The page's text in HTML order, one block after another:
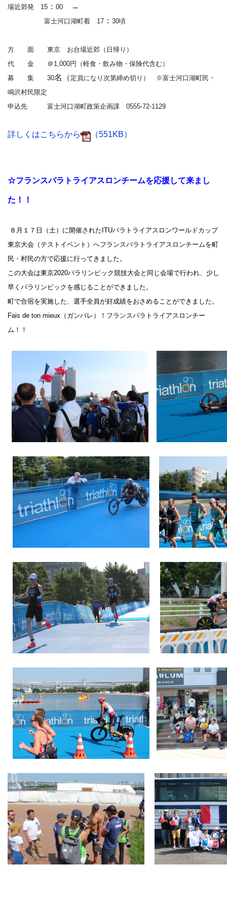
場近郊発 15 ： 00 →
富士河口湖町着 17 ： 30頃
方 面 東京 お台場近郊（日帰り）
代 金 ＠1,000円（軽食・飲み物・保険代含む）
募 集 30名（ 定員になり次第締め切り） ※富士河口湖町民・
鳴沢村民限定
申込先 富士河口湖町政策企画課 0555-72-1129
詳しくはこちらから （551KB）
☆フランスパラトライアスロンチームを応援して来まし
た！！
８月１７日（土）に開催されたITUパラトライアスロンワールドカップ
東京大会（テストイベント）へフランスパラトライアスロンチームを町
民・村民の方で応援に行ってきました。
この大会は東京2020パラリンピック競技大会と同じ会場で行われ、少し
早くパラリンピックを感じることができました。
町で合宿を実施した、選手全員が好成績をおさめることができました。
Fais de ton mieux（ガンバレ）！フランスパラトライアスロンチー
ム！！